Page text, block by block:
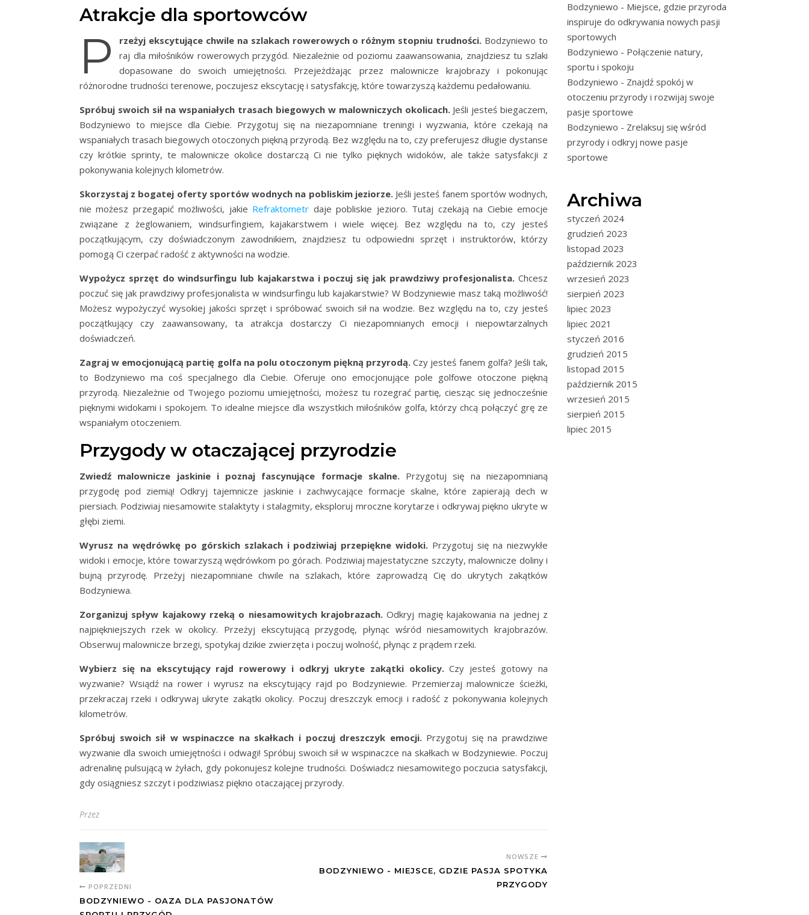
Atrakcje dla sportowców
P rzeżyj ekscytujące chwile na szlakach rowerowych o różnym stopniu trudności. Bodzyniewo to
raj dla miłośników rowerowych przygód. Niezależnie od poziomu zaawansowania, znajdziesz tu szlaki
dopasowane do swoich umiejętności. Przejeżdżając przez malownicze krajobrazy i pokonując
różnorodne trudności terenowe, poczujesz ekscytację i satysfakcję, które towarzyszą każdemu pedałowaniu.
Spróbuj swoich sił na wspaniałych trasach biegowych w malowniczych okolicach.Jeśli jesteś biegaczem,
Bodzyniewo to miejsce dla Ciebie. Przygotuj się na niezapomniane treningi i wyzwania, które czekają na
wspaniałych trasach biegowych otoczonych piękną przyrodą. Bez względu na to, czy preferujesz długie dystanse
czy krótkie sprinty, te malownicze okolice dostarczą Ci nie tylko pięknych widoków, ale także satysfakcji z
pokonywania kolejnych kilometrów.
Skorzystaj z bogatej oferty sportów wodnych na pobliskim jeziorze.Jeśli jesteś fanem sportów wodnych,
nie możesz przegapić możliwości, jakie Refraktometr daje pobliskie jezioro. Tutaj czekają na Ciebie emocje
związane z żeglowaniem, windsurfingiem, kajakarstwem i wiele więcej. Bez względu na to, czy jesteś
początkującym, czy doświadczonym zawodnikiem, znajdziesz tu odpowiedni sprzęt i instruktorów, którzy
pomogą Ci czerpać radość z aktywności na wodzie.
Wypożycz sprzęt do windsurfingu lub kajakarstwa i poczuj się jak prawdziwy profesjonalista. Chcesz
poczuć się jak prawdziwy profesjonalista w windsurfingu lub kajakarstwie? W Bodzyniewie masz taką możliwość!
Możesz wypożyczyć wysokiej jakości sprzęt i spróbować swoich sił na wodzie. Bez względu na to, czy jesteś
początkujący czy zaawansowany, ta atrakcja dostarczy Ci niezapomnianych emocji i niepowtarzalnych
doświadczeń.
Zagraj w emocjonującą partię golfa na polu otoczonym piękną przyrodą. Czy jesteś fanem golfa? Jeśli tak,
to Bodzyniewo ma coś specjalnego dla Ciebie. Oferuje ono emocjonujące pole golfowe otoczone piękną
przyrodą. Niezależnie od Twojego poziomu umiejętności, możesz tu rozegrać partię, ciesząc się jednocześnie
pięknymi widokami i spokojem. To idealne miejsce dla wszystkich miłośników golfa, którzy chcą połączyć grę ze
wspaniałym otoczeniem.
Przygody w otaczającej przyrodzie
Zwiedź malownicze jaskinie i poznaj fascynujące formacje skalne.Przygotuj się na niezapomnianą
przygodę pod ziemią! Odkryj tajemnicze jaskinie i zachwycające formacje skalne, które zapierają dech w
piersiach. Podziwiaj niesamowite stalaktyty i stalagmity, eksploruj mroczne korytarze i odkrywaj piękno ukryte w
głębi ziemi.
Wyrusz na wędrówkę po górskich szlakach i podziwiaj przepiękne widoki. Przygotuj się na niezwykłe
widoki i emocje, które towarzyszą wędrówkom po górach. Podziwiaj majestatyczne szczyty, malownicze doliny i
bujną przyrodę. Przeżyj niezapomniane chwile na szlakach, które zaprowadzą Cię do ukrytych zakątków
Bodzyniewa.
Zorganizuj spływ kajakowy rzeką o niesamowitych krajobrazach. Odkryj magię kajakowania na jednej z
najpiękniejszych rzek w okolicy. Przeżyj ekscytującą przygodę, płynąc wśród niesamowitych krajobrazów.
Obserwuj malownicze brzegi, spotykaj dzikie zwierzęta i poczuj wolność, płynąc z prądem rzeki.
Wybierz się na ekscytujący rajd rowerowy i odkryj ukryte zakątki okolicy.Czy jesteś gotowy na
wyzwanie? Wsiądź na rower i wyrusz na ekscytujący rajd po Bodzyniewie. Przemierzaj malownicze ścieżki,
przekraczaj rzeki i odkrywaj ukryte zakątki okolicy. Poczuj dreszczyk emocji i radość z pokonywania kolejnych
kilometrów.
Spróbuj swoich sił w wspinaczce na skałkach i poczuj dreszczyk emocji.Przygotuj się na prawdziwe
wyzwanie dla swoich umiejętności i odwagi! Spróbuj swoich sił w wspinaczce na skałkach w Bodzyniewie. Poczuj
adrenalinę pulsującą w żyłach, gdy pokonujesz kolejne trudności. Doświadcz niesamowitego poczucia satysfakcji,
gdy osiągniesz szczyt i podziwiasz piękno otaczającej przyrody.
Przez
POPRZEDNI
BODZYNIEWO - OAZA DLA PASJONATÓW
NOWSZE
BODZYNIEWO - MIEJSCE, GDZIE PASJA SPOTYKA
PRZYGODY
Bodzyniewo - Miejsce, gdzie przyroda
inspiruje do odkrywania nowych pasji
sportowych
Bodzyniewo - Połączenie natury,
sportu i spokoju
Bodzyniewo - Znajdź spokój w
otoczeniu przyrody i rozwijaj swoje
pasje sportowe
Bodzyniewo - Zrelaksuj się wśród
przyrody i odkryj nowe pasje
sportowe
Archiwa
styczeń 2024
grudzień 2023
listopad 2023
październik 2023
wrzesień 2023
sierpień 2023
lipiec 2023
lipiec 2021
styczeń 2016
grudzień 2015
listopad 2015
październik 2015
wrzesień 2015
sierpień 2015
lipiec 2015